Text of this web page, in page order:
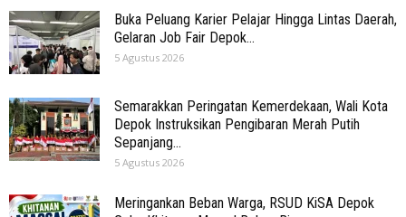
Buka Peluang Karier Pelajar Hingga Lintas Daerah,
Gelaran Job Fair Depok...
5 Agustus 2026
Semarakkan Peringatan Kemerdekaan, Wali Kota
Depok Instruksikan Pengibaran Merah Putih
Sepanjang...
5 Agustus 2026
Meringankan Beban Warga, RSUD KiSA Depok